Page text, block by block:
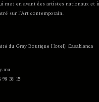
met en avant des artistes nationaux et
sur l’Art contemporain.
du Gray Boutique Hotel) Casablanca
98 38 15